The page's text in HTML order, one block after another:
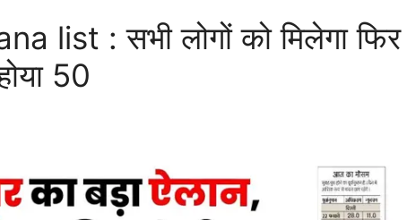
list : सभी लोगों को मिलेगा फिर
50